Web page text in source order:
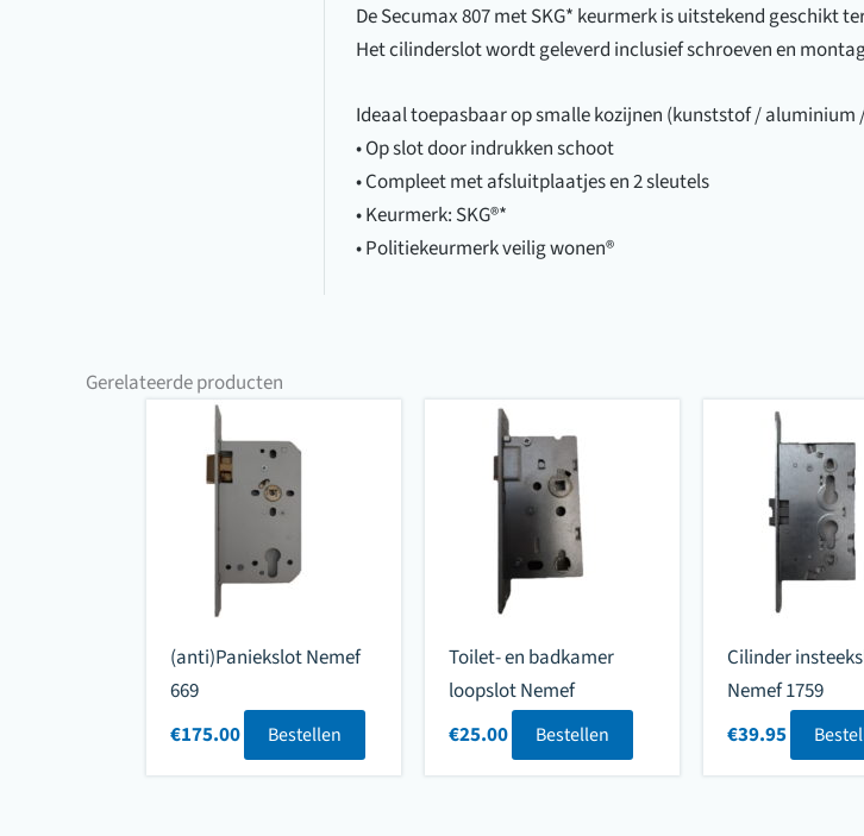
De Secumax 807 met SKG* keurmerk is uitstekend geschikt
Het cilinderslot wordt geleverd inclusief schroeven en
Ideaal toepasbaar op smalle kozijnen (kunststof / aluminium
• Op slot door indrukken schoot
• Compleet met afsluitplaatjes en 2 sleutels
• Keurmerk: SKG®*
• Politiekeurmerk veilig wonen®
Gerelateerde producten
(anti)Paniekslot Nemef
669
€175.00 Bestellen
Toilet- en badkamer
loopslot Nemef
€25.00 Bestellen
Cilinder
Nemef 1759
€39.95